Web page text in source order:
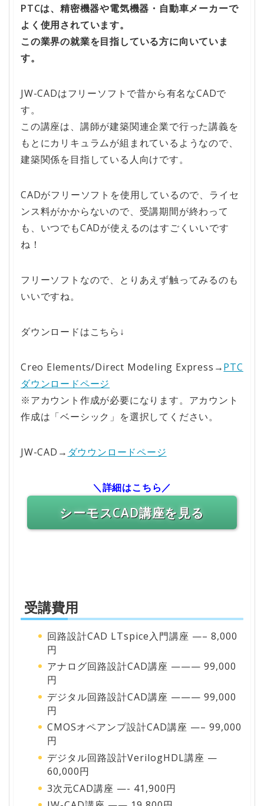
PTCは、精密機器や電気機器・自動車メーカーで
よく使用されています。
この業界の就業を目指している方に向いていま
す。
JW-CADはフリーソフトで昔から有名なCADで
す。
この講座は、講師が建築関連企業で行った講義を
もとにカリキュラムが組まれているようなので、
建築関係を目指している人向けです。
CADがフリーソフトを使用しているので、ライセ
ンス料がかからないので、受講期間が終わって
も、いつでもCADが使えるのはすごくいいです
ね！
フリーソフトなので、とりあえず触ってみるのも
いいですね。
ダウンロードはこちら↓
Creo Elements/Direct Modeling Express→PTC
ダウンロードページ
※アカウント作成が必要になります。アカウント
作成は「ベーシック」を選択してください。
JW-CAD→ ダウウンロードページ
＼詳細はこちら／
シーモスCAD講座を見る
受講費用
回路設計CAD LTspice入門講座 —– 8,000
円
アナログ回路設計CAD講座 ——— 99,000
円
デジタル回路設計CAD講座 ——— 99,000
円
CMOSオペアンプ設計CAD講座 —– 99,000
円
デジタル回路設計VerilogHDL講座 —
60,000円
3次元CAD講座 —- 41,900円